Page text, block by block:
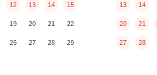
12 13 14 15
19 20 21 22
26 27 28 29
13 14
20 21
27 28